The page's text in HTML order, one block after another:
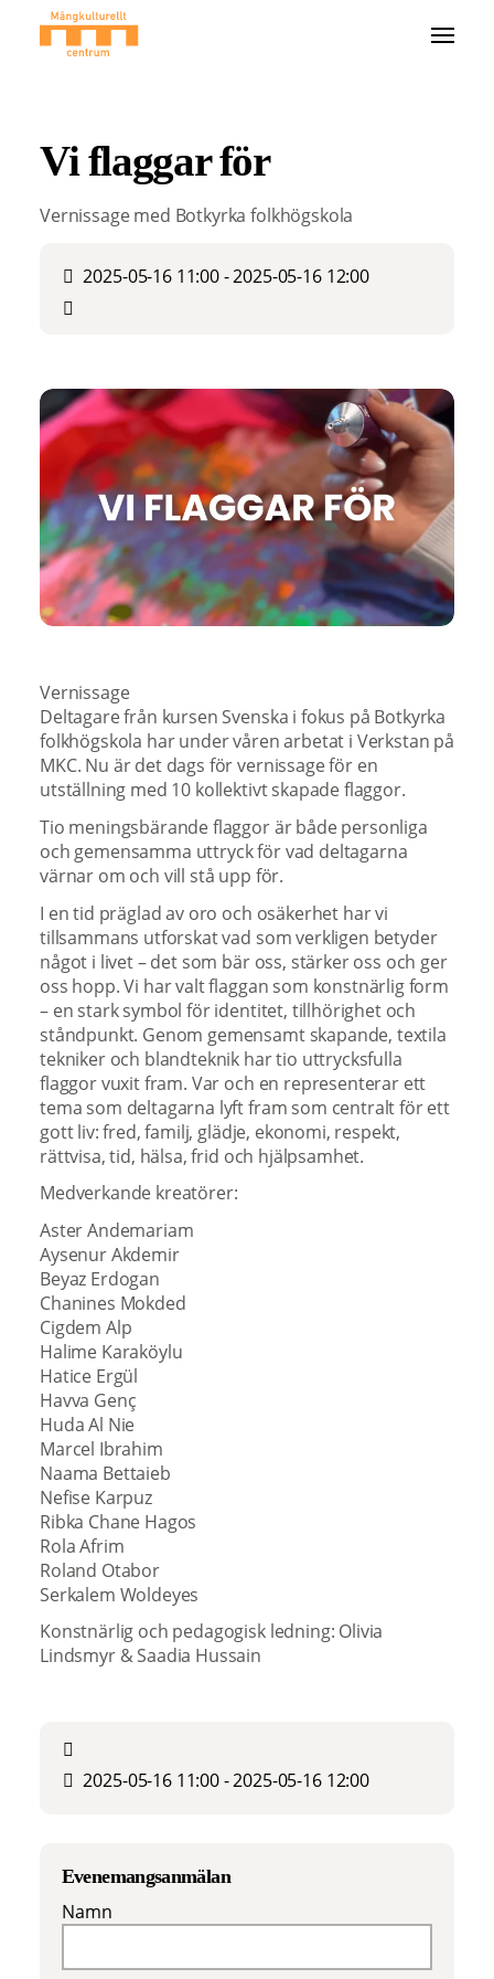
Vi flaggar för
Vernissage med Botkyrka folkhögskola
2025-05-16 11:00 - 2025-05-16 12:00
Vernissage
Deltagare från kursen Svenska i fokus på Botkyrka
folkhögskola har under våren arbetat i Verkstan på
MKC. Nu är det dags för vernissage för en
utställning med 10 kollektivt skapade flaggor.
Tio meningsbärande flaggor är både personliga
och gemensamma uttryck för vad deltagarna
värnar om och vill stå upp för.
I en tid präglad av oro och osäkerhet har vi
tillsammans utforskat vad som verkligen betyder
något i livet – det som bär oss, stärker oss och ger
oss hopp. Vi har valt flaggan som konstnärlig form
– en stark symbol för identitet, tillhörighet och
ståndpunkt. Genom gemensamt skapande, textila
tekniker och blandteknik har tio uttrycksfulla
flaggor vuxit fram. Var och en representerar ett
tema som deltagarna lyft fram som centralt för ett
gott liv: fred, familj, glädje, ekonomi, respekt,
rättvisa, tid, hälsa, frid och hjälpsamhet.
Medverkande kreatörer:
Aster Andemariam
Aysenur Akdemir
Beyaz Erdogan
Chanines Mokded
Cigdem Alp
Halime Karaköylu
Hatice Ergül
Havva Genç
Huda Al Nie
Marcel Ibrahim
Naama Bettaieb
Nefise Karpuz
Ribka Chane Hagos
Rola Afrim
Roland Otabor
Serkalem Woldeyes
Konstnärlig och pedagogisk ledning: Olivia
Lindsmyr & Saadia Hussain
2025-05-16 11:00 - 2025-05-16 12:00
Evenemangsanmälan
Namn